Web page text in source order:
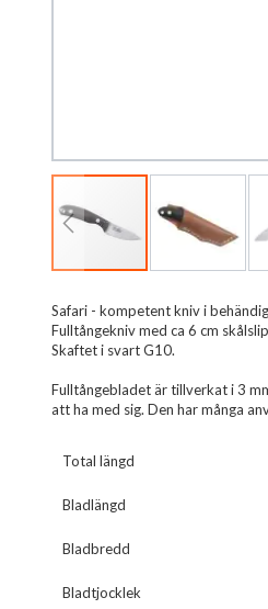
Hoppa
till
början
bildgalleriet
Safari - kompetent kniv i
Fulltångekniv med ca 6 cm
Skaftet i svart G10.
Fulltångebladet är tillverkat i 3
att ha med sig. Den har många
Total längd
Bladlängd
Bladbredd
Bladtjocklek